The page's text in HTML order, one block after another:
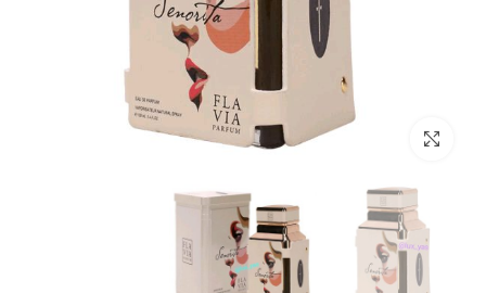
بزرگنمایی تصویر